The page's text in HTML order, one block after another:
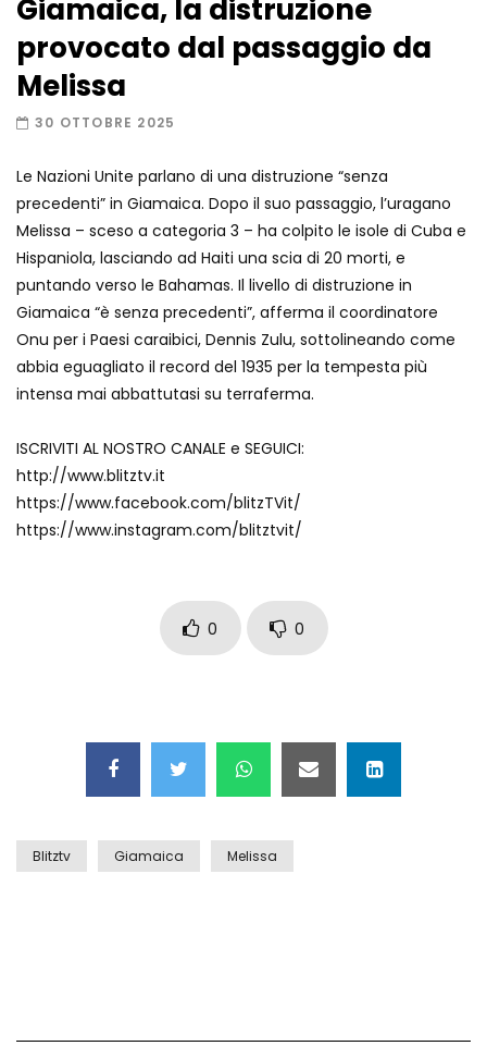
Record di baci in 30 secondi
Due navi USA si scontrano in mare
Auto coperta dal letame dopo
Nei casinò arriva il cambio oro
automatico
Esplode cabina elettrica sotterranea
Il gelo estremo crea un vulcano
incredibile
Giamaica, la distruzione
provocato dal passaggio da
Melissa
30 OTTOBRE 2025
Le Nazioni Unite parlano di una distruzione “senza
precedenti” in Giamaica. Dopo il suo passaggio, l’uragano
Melissa – sceso a categoria 3 – ha colpito le isole di Cuba e
Hispaniola, lasciando ad Haiti una scia di 20 morti, e
puntando verso le Bahamas. Il livello di distruzione in
Giamaica “è senza precedenti”, afferma il coordinatore
Onu per i Paesi caraibici, Dennis Zulu, sottolineando come
abbia eguagliato il record del 1935 per la tempesta più
intensa mai abbattutasi su terraferma.
ISCRIVITI AL NOSTRO CANALE e SEGUICI:
http://www.blitztv.it
https://www.facebook.com/blitzTVit/
https://www.instagram.com/blitztvit/
0 0
Blitztv Giamaica Melissa